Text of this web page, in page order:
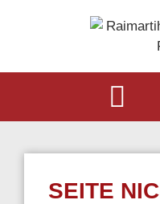
SEITE